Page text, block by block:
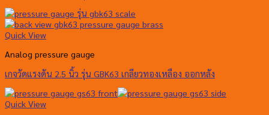
Quick View
Analog pressure gauge
เกจวัดแรงดัน 2.5 นิ้ว รุ่น GBK63 เกลียวทองเหลือง ออกหลัง
Quick View